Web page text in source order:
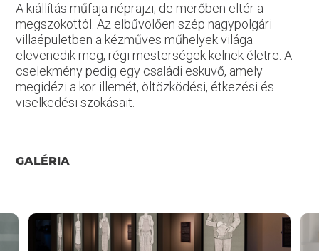
A kiállítás műfaja néprajzi, de merőben eltér a
megszokottól. Az elbűvölően szép nagypolgári
villaépületben a kézműves műhelyek világa
elevenedik meg, régi mesterségek kelnek életre. A
cselekmény pedig egy családi esküvő, amely
megidézi a kor illemét, öltözködési, étkezési és
viselkedési szokásait.
GALÉRIA